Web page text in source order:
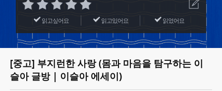
읽고싶어요 읽고있어요 읽었어요
[중고] 부지런한 사랑 (몸과 마음을 탐구하는 이
슬아 글방 | 이슬아 에세이)